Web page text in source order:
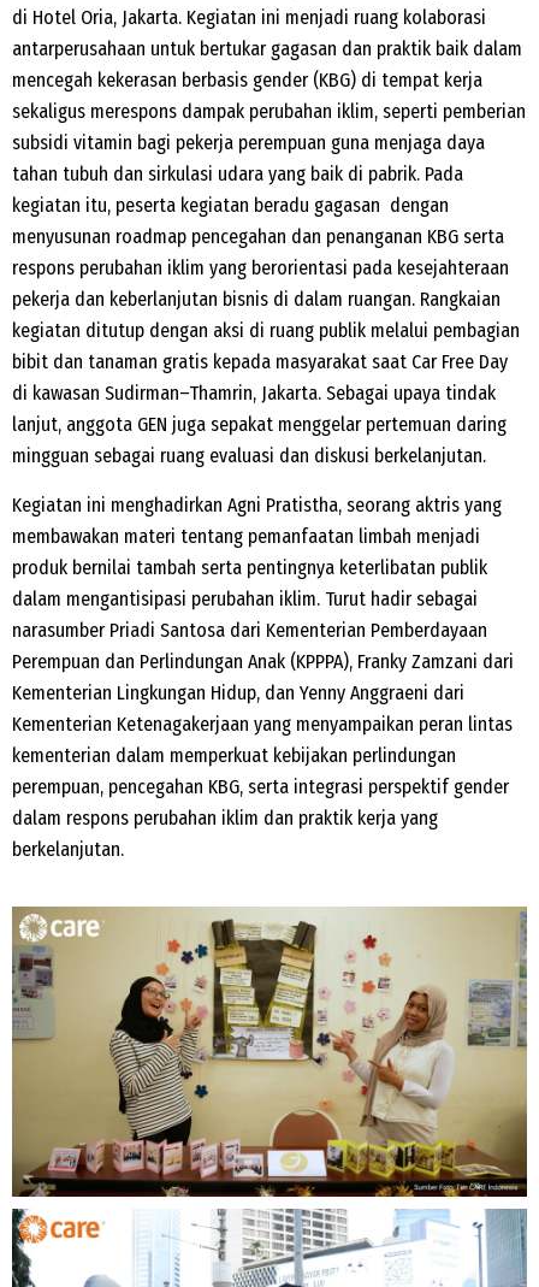
di Hotel Oria, Jakarta. Kegiatan ini menjadi ruang kolaborasi
antarperusahaan untuk bertukar gagasan dan praktik baik dalam
mencegah kekerasan berbasis gender (KBG) di tempat kerja
sekaligus merespons dampak perubahan iklim, seperti pemberian
subsidi vitamin bagi pekerja perempuan guna menjaga daya
tahan tubuh dan sirkulasi udara yang baik di pabrik. Pada
kegiatan itu, peserta kegiatan beradu gagasan dengan
menyusunan roadmap pencegahan dan penanganan KBG serta
respons perubahan iklim yang berorientasi pada kesejahteraan
pekerja dan keberlanjutan bisnis di dalam ruangan. Rangkaian
kegiatan ditutup dengan aksi di ruang publik melalui pembagian
bibit dan tanaman gratis kepada masyarakat saat Car Free Day
di kawasan Sudirman–Thamrin, Jakarta. Sebagai upaya tindak
lanjut, anggota GEN juga sepakat menggelar pertemuan daring
mingguan sebagai ruang evaluasi dan diskusi berkelanjutan.
Kegiatan ini menghadirkan Agni Pratistha, seorang aktris yang
membawakan materi tentang pemanfaatan limbah menjadi
produk bernilai tambah serta pentingnya keterlibatan publik
dalam mengantisipasi perubahan iklim. Turut hadir sebagai
narasumber Priadi Santosa dari Kementerian Pemberdayaan
Perempuan dan Perlindungan Anak (KPPPA), Franky Zamzani dari
Kementerian Lingkungan Hidup, dan Yenny Anggraeni dari
Kementerian Ketenagakerjaan yang menyampaikan peran lintas
kementerian dalam memperkuat kebijakan perlindungan
perempuan, pencegahan KBG, serta integrasi perspektif gender
dalam respons perubahan iklim dan praktik kerja yang
berkelanjutan.